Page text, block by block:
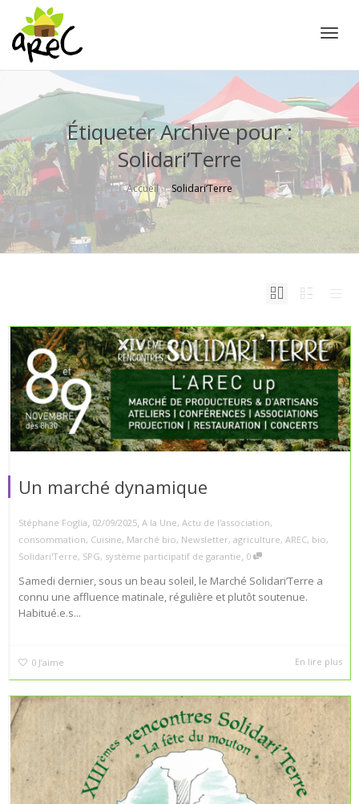
Étiqueter Archive pour :
Solidari’Terre
Accueil Solidari’Terre
Un marché dynamique
Stéphane Foglia 02/09/2025 A la Une, Actu de l'association,
consommation, Cuisine, Marché bio, Newsletter, agriculture, AREC, bio,
Solidari'Terre, SPG, système participatif de garantie 0
Samedi dernier, sous un beau soleil, le Marché Solidari’Terre a
connu une affluence matinale, régulière et plutôt soutenue.
Habitué.e.s...
0 J’aime En lire plus